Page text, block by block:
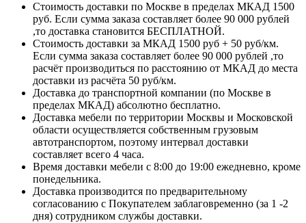
Стоимость доставки по Москве в пределах МКАД 1500
руб. Если сумма заказа составляет более 90 000 рублей
,то доставка становится БЕСПЛАТНОЙ.
Стоимость доставки за МКАД 1500 руб + 50 руб/км.
Если сумма заказа составляет более 90 000 рублей ,то
расчёт производиться по расстоянию от МКАД до места
доставки из расчёта 50 руб/км.
Доставка до транспортной компании (по Москве в
пределах МКАД) абсолютно бесплатно.
Доставка мебели по территории Москвы и Московской
области осуществляется собственным грузовым
автотранспортом, поэтому интервал доставки
составляет всего 4 часа.
Время доставки мебели с 8:00 до 19:00 ежедневно, кроме
понедельника.
Доставка производится по предварительному
согласованию с Покупателем заблаговременно (за 1 -2
дня) сотрудником службы доставки.